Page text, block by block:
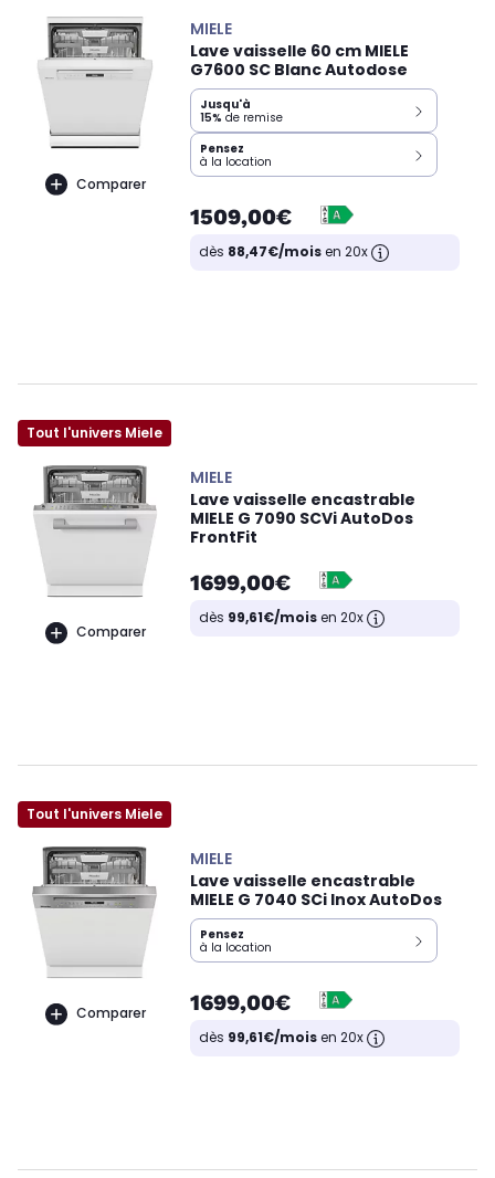
Comparer
MIELE
Lave vaisselle 60 cm MIELE
G7600 SC Blanc Autodose
Jusqu'à
15% de remise
Pensez
à la location
1509,00€
dès 88,47€/moisen 20x
Tout l'univers Miele
Comparer
MIELE
Lave vaisselle encastrable
MIELE G 7090 SCVi AutoDos
FrontFit
1699,00€
dès 99,61€/moisen 20x
Tout l'univers Miele
Comparer
MIELE
Lave vaisselle encastrable
MIELE G 7040 SCi Inox AutoDos
Pensez
à la location
1699,00€
dès 99,61€/moisen 20x